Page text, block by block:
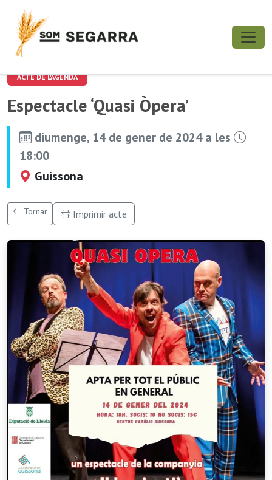
ACTE DE L'AGENDA
Espectacle ‘Quasi Òpera’
diumenge, 14 de gener de 2024 a les
18:00
Guissona
Tornar Imprimir acte